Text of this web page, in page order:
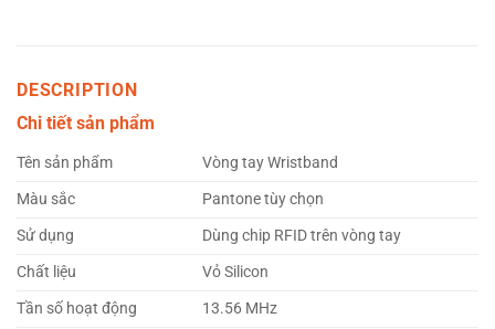
DESCRIPTION
Chi tiết sản phẩm
Tên sản phẩm
Vòng tay Wristband
Màu sắc
Pantone tùy chọn
Sử dụng
Dùng chip RFID trên vòng tay
Chất liệu
Vỏ Silicon
Tần số hoạt động
13.56 MHz